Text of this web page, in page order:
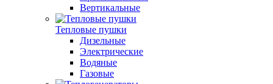
Вертикальные
Тепловые пушки
Дизельные
Электрические
Водяные
Газовые